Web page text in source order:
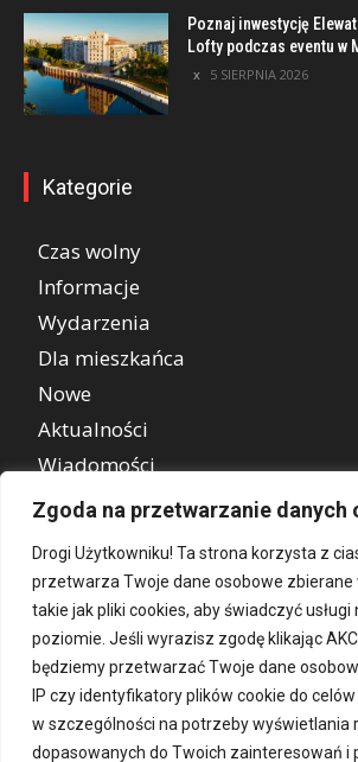
Zgoda na przetwarzanie danych
Drogi Użytkowniku! Ta strona korzysta z
przetwarza Twoje dane osobowe zbierane
takie jak pliki cookies, aby świadczyć
poziomie. Jeśli wyrazisz zgodę klikając
będziemy przetwarzać Twoje dane
IP czy identyfikatory plików cookie do
w szczególności na potrzeby wyświetlania
dopasowanych do Twoich zainteresowań i
Poznaj inwestycję
Lofty podczas eventu w
5 SIERPNIA 2026
Kategorie
Czas wolny
Informacje
Wydarzenia
Dla mieszkańca
Nowe
Aktualności
Wiadomości
REKLAMA